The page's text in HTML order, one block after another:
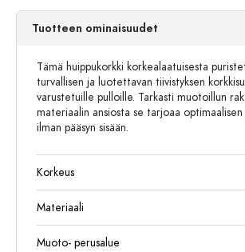
Tuotteen ominaisuudet
Tämä huippukorkki korkealaatuisesta
turvallisen ja luotettavan tiivistyksen
varustetuille pulloille. Tarkasti muotoillun
materiaalin ansiosta se tarjoaa
ilman pääsyn sisään.
Korkeus
Materiaali
Muoto- perusalue